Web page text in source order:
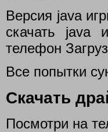
Версия java
скачать java
телефон
Все попытки
Скачать
Посмотри на